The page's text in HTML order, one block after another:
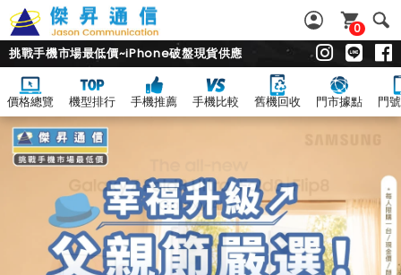
0
挑戰手機市場最低價~iPhone破盤現貨供應
價格總覽 機型排行 手機推薦 手機比較 舊機回收 門市據點 門